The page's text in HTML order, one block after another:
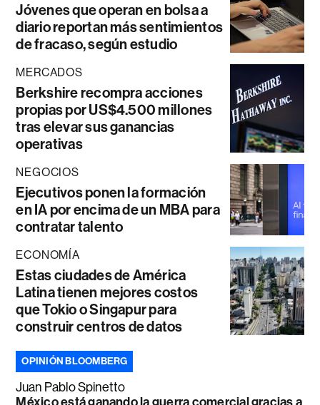
Jóvenes que operan en bolsa a
diario reportan más sentimientos
de fracaso, según estudio
MERCADOS
Berkshire recompra acciones
propias por US$4.500 millones
tras elevar sus ganancias
operativas
NEGOCIOS
Ejecutivos ponen la formación
en IA por encima de un MBA para
contratar talento
ECONOMÍA
Estas ciudades de América
Latina tienen mejores costos
que Tokio o Singapur para
construir centros de datos
OPINIÓN BLOOMBERG
Juan Pablo Spinetto